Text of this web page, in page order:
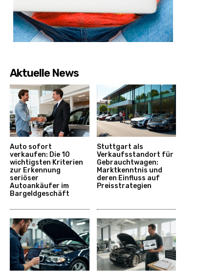
Aktuelle News
Auto sofort
verkaufen: Die 10
wichtigsten Kriterien
zur Erkennung
seriöser
Autoankäufer im
Bargeldgeschäft
Stuttgart als
Verkaufsstandort für
Gebrauchtwagen:
Marktkenntnis und
deren Einfluss auf
Preisstrategien